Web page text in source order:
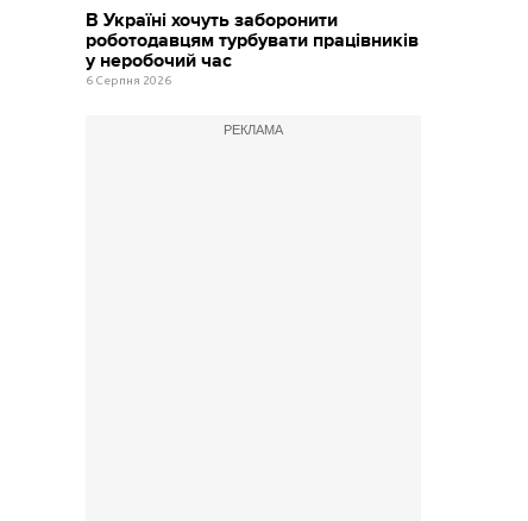
В Україні хочуть заборонити
роботодавцям турбувати працівників
у неробочий час
6 Серпня 2026
РЕКЛАМА